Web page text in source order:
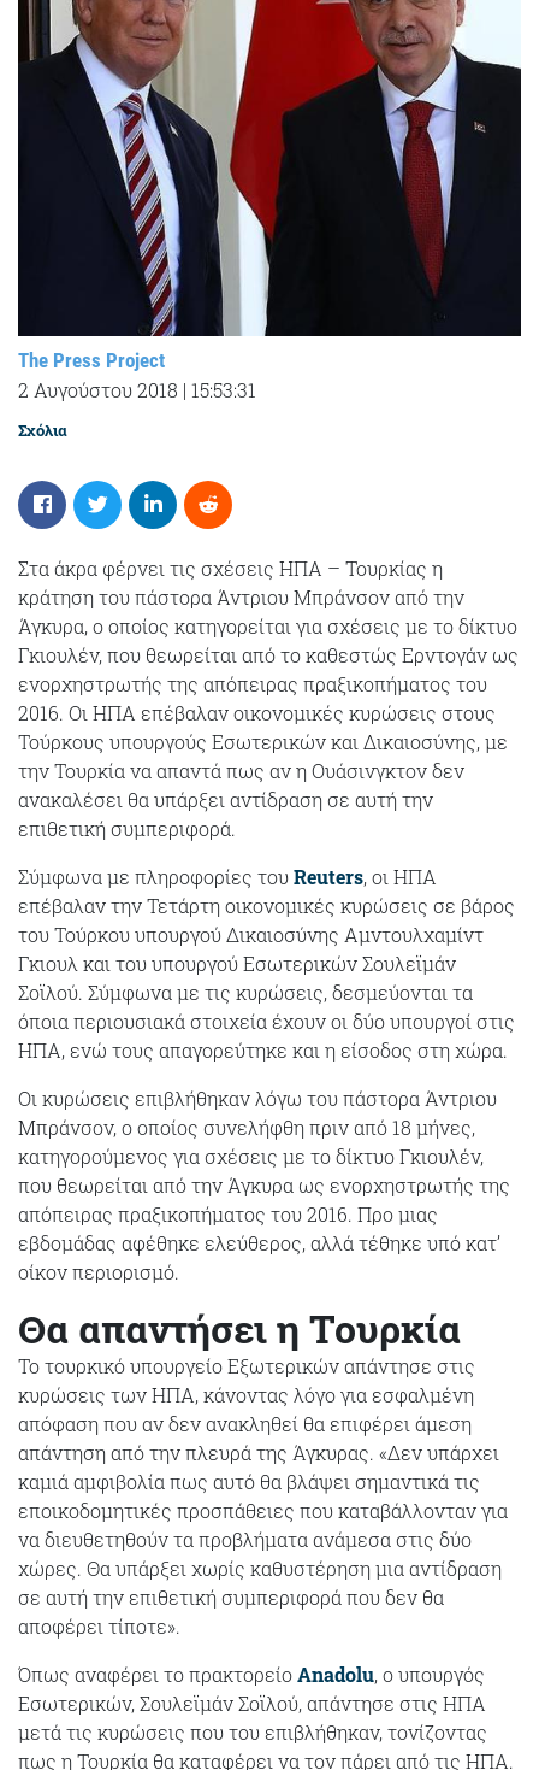
The Press Project
2 Αυγούστου 2018 | 15:53:31
Σχόλια
Στα άκρα φέρνει τις σχέσεις ΗΠΑ – Τουρκίας η
κράτηση του πάστορα Άντριου Μπράνσον από την
Άγκυρα, ο οποίος κατηγορείται για σχέσεις με το δίκτυο
Γκιουλέν, που θεωρείται από το καθεστώς Ερντογάν ως
ενορχηστρωτής της απόπειρας πραξικοπήματος του
2016. Οι ΗΠΑ επέβαλαν οικονομικές κυρώσεις στους
Τούρκους υπουργούς Εσωτερικών και Δικαιοσύνης, με
την Τουρκία να απαντά πως αν η Ουάσινγκτον δεν
ανακαλέσει θα υπάρξει αντίδραση σε αυτή την
επιθετική συμπεριφορά.
Σύμφωνα με πληροφορίες τουReuters, οι ΗΠΑ
επέβαλαν την Τετάρτη οικονομικές κυρώσεις σε βάρος
του Τούρκου υπουργού Δικαιοσύνης Αμντουλχαμίντ
Γκιουλ και του υπουργού Εσωτερικών Σουλεϊμάν
Σοϊλού. Σύμφωνα με τις κυρώσεις, δεσμεύονται τα
όποια περιουσιακά στοιχεία έχουν οι δύο υπουργοί στις
ΗΠΑ, ενώ τους απαγορεύτηκε και η είσοδος στη χώρα.
Οι κυρώσεις επιβλήθηκαν λόγω του πάστορα Άντριου
Μπράνσον, ο οποίος συνελήφθη πριν από 18 μήνες,
κατηγορούμενος για σχέσεις με το δίκτυο Γκιουλέν,
που θεωρείται από την Άγκυρα ως ενορχηστρωτής της
απόπειρας πραξικοπήματος του 2016. Προ μιας
εβδομάδας αφέθηκε ελεύθερος, αλλά τέθηκε υπό κατ’
οίκον περιορισμό.
Θα απαντήσει η Τουρκία
Το τουρκικό υπουργείο Εξωτερικών απάντησε στις
κυρώσεις των ΗΠΑ, κάνοντας λόγο για εσφαλμένη
απόφαση που αν δεν ανακληθεί θα επιφέρει άμεση
απάντηση από την πλευρά της Άγκυρας. «Δεν υπάρχει
καμιά αμφιβολία πως αυτό θα βλάψει σημαντικά τις
εποικοδομητικές προσπάθειες που καταβάλλονταν για
να διευθετηθούν τα προβλήματα ανάμεσα στις δύο
χώρες. Θα υπάρξει χωρίς καθυστέρηση μια αντίδραση
σε αυτή την επιθετική συμπεριφορά που δεν θα
αποφέρει τίποτε».
Όπως αναφέρει το πρακτορείοAnadolu, ο υπουργός
Εσωτερικών, Σουλεϊμάν Σοϊλού, απάντησε στις ΗΠΑ
μετά τις κυρώσεις που του επιβλήθηκαν, τονίζοντας
πως η Τουρκία θα καταφέρει να τον πάρει από τις ΗΠΑ.